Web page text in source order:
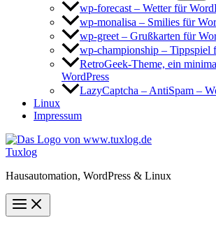
wp-forecast – Wetter für
wp-monalisa – Smilies für
wp-greet – Grußkarten für
wp-championship – Tippspiel
RetroGeek-Theme, ein
WordPress
LazyCaptcha – AntiSpam –
Linux
Impressum
Tuxlog
Hausautomation, WordPress & Linux